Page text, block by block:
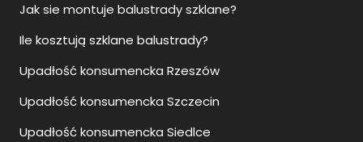
Jak sie montuje balustrady szklane?
Ile kosztują szklane balustrady?
Upadłość konsumencka Rzeszów
Upadłość konsumencka Szczecin
Upadłość konsumencka Siedlce